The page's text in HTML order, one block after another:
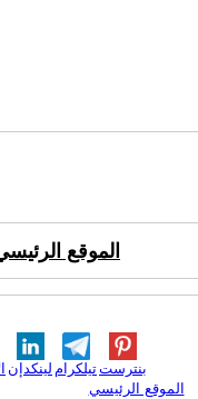
الموقع
لينكدإن تيلكرامبنترست
الموقع الرئيسي